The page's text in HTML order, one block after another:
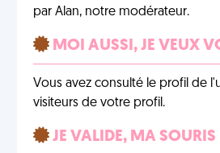
par Alan, notre modérateur.
MOI AUSSI, JE VEUX
Vous avez consulté le profil de
visiteurs de votre profil.
JE VALIDE, MA